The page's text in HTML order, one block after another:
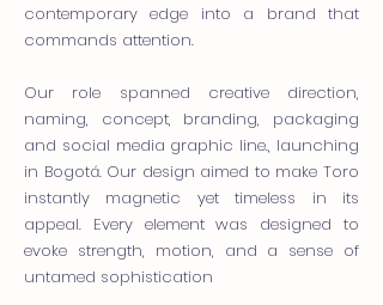
contemporary edge into a brand that
commands attention.
Our role spanned creative direction,
naming, concept, branding, packaging
and social media graphic line., launching
in Bogotá. Our design aimed to make Toro
instantly magnetic yet timeless in its
appeal. Every element was designed to
evoke strength, motion, and a sense of
untamed sophistication